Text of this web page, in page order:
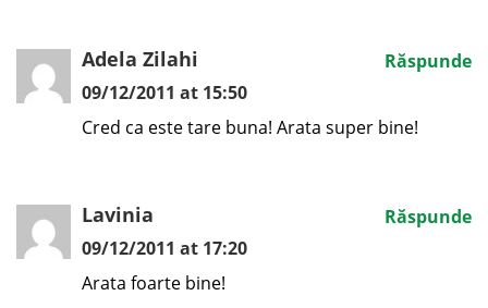
Adela Zilahi
09/12/2011 at 15:50
Cred ca este tare buna! Arata super bine!
Răspunde
Lavinia
09/12/2011 at 17:20
Arata foarte bine!
Răspunde